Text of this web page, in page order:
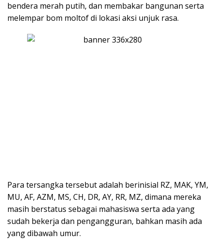
bendera merah putih, dan membakar bangunan serta
melempar bom moltof di lokasi aksi unjuk rasa.
Para tersangka tersebut adalah berinisial RZ, MAK, YM,
MU, AF, AZM, MS, CH, DR, AY, RR, MZ, dimana mereka
masih berstatus sebagai mahasiswa serta ada yang
sudah bekerja dan pengangguran, bahkan masih ada
yang dibawah umur.